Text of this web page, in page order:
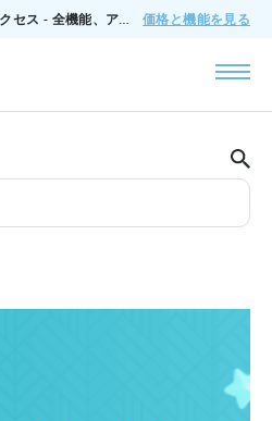
🔥月額$200でTenjinにフルアクセス - 全機能、アドオンなし、いつでもキャンセル可能。 価格と機能を見る